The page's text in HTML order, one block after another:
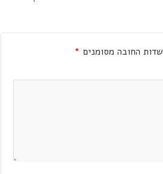
שדות החובה מסומנים *